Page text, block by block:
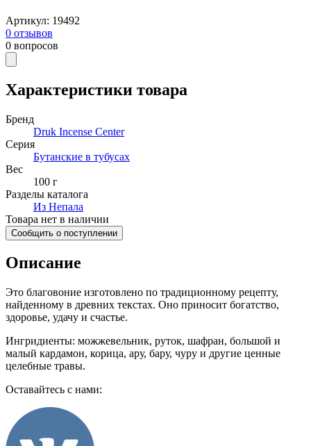
Артикул: 19492
0 отзывов
0 вопросов
Характеристики товара
Бренд
Druk Incense Center
Серия
Бутанские в тубусах
Вес
100 г
Разделы каталога
Из Непала
Товара нет в наличии
Сообщить о поступлении
Описание
Это благовоние изготовлено по традиционному рецепту,
найденному в древних текстах. Оно приносит богатство,
здоровье, удачу и счастье.
Ингридиенты: можжевельник, руток, шафран, большой и
малый кардамон, корица, ару, бару, чуру и другие ценные
целебные травы.
Оставайтесь с нами: